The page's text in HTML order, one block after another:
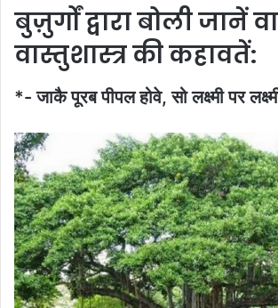
बुज़ुर्गों द्वारा बोली जानें
वास्तुशास्त्र की कहावतें:
*- जाकै पूरब पीपल होवे, सो लक्ष्मी पर